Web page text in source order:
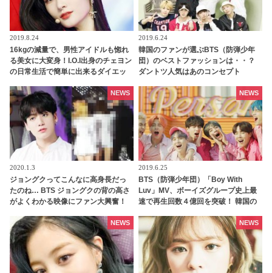
2019.8.24
16kgの減量で、男性アイドルも惚れ
る美女に大変身！I.O.I出身のチェヨン
の日常生活で簡単に出来るダイエッ
2019.6.24
韓国のファンが選ぶBTS（防弾少年
団）のベストファッションは・・？
ダントツ人気はあのコンセプト
2020.1.3
ジョングクってこんなに高身長だっ
たのね… BTS ジョングクの背の高さ
がよくわかる映像にファン大興奮！
違いの高身長ぶりは胸キュン必至
NEWS
2019.6.25
BTS（防弾少年団）「Boy With
Luv」MV、ボーイズグループ史上最
速で再生回数４億回を突破！ 韓国の
NEWS
NEWS NEWS